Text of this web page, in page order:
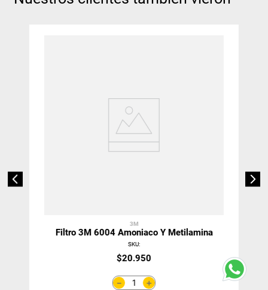
3M
Filtro 3M 6004 Amoniaco Y Metilamina
SKU:
$20.950
＋
－